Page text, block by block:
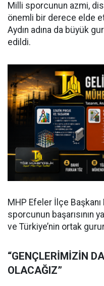
Milli sporcunun azmi,
önemli bir derece elde
Aydın adına da büyük
edildi.
MHP Efeler İlçe
sporcunun başarısının
ve Türkiye’nin ortak
“GENÇLERİMİZİN
OLACAĞIZ”